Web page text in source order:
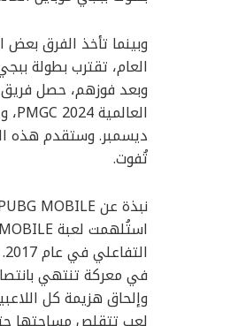
وبينما تأخذ الفرق
تُفوت.
نبذة عن PUBG MOBILE
في معركة تنتهي
وإلحاق هزيمة كل